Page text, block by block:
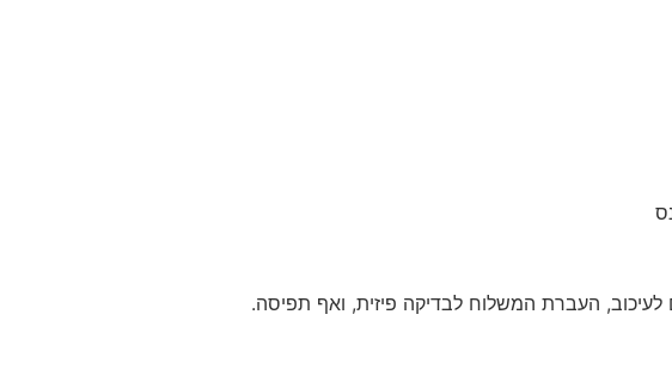
לעיכוב, העברת המשלוח לבדיקה פיזית, ואף תפיסה.